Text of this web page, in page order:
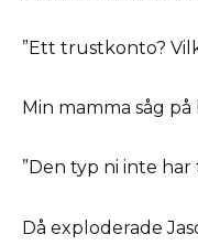
”Ett trustkonto?
Min mamma såg
”Den typ ni inte
Då exploderade